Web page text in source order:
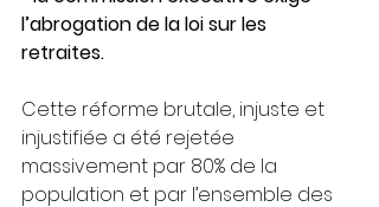
l’abrogation de la loi sur les
retraites.
Cette réforme brutale, injuste et
injustifiée a été rejetée
massivement par 80% de la
population et par l’ensemble des